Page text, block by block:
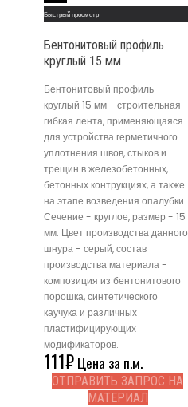
Быстрый просмотр
Бентонитовый профиль
круглый 15 мм
Бентонитовый профиль
круглый 15 мм - строительная
гибкая лента, применяющаяся
для устройства герметичного
уплотнения швов, стыков и
трещин в железобетонных,
бетонных контрукциях, а также
на этапе возведения опалубки.
Сечение - круглое, размер - 15
мм. Цвет производства данного
шнура - серый, состав
производства материала -
композиция из бентонитового
порошка, синтетического
каучука и различных
пластифицирующих
модификаторов.
111₽Цена за п.м.
ОТПРАВИТЬ ЗАПРОС НА
МАТЕРИАЛ